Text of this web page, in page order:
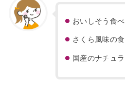
おいしそう食
さくら風味の
国産のナチュ